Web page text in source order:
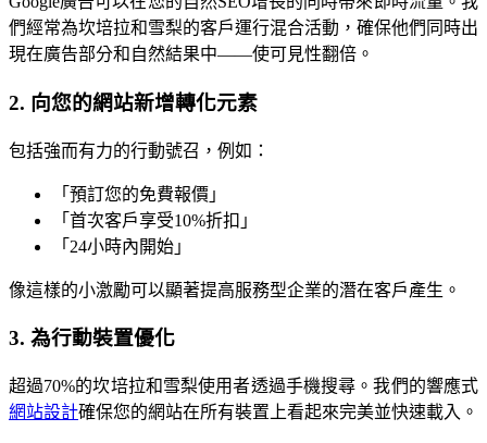
們經常為坎培拉和雪梨的客戶運行混合活動，確保他們同時出
現在廣告部分和自然結果中——使可見性翻倍。
2. 向您的網站新增轉化元素
包括強而有力的行動號召，例如：
「預訂您的免費報價」
「首次客戶享受10%折扣」
「24小時內開始」
像這樣的小激勵可以顯著提高服務型企業的潛在客戶產生。
3. 為行動裝置優化
超過70%的坎培拉和雪梨使用者透過手機搜尋。我們的響應式
網站設計確保您的網站在所有裝置上看起來完美並快速載入。